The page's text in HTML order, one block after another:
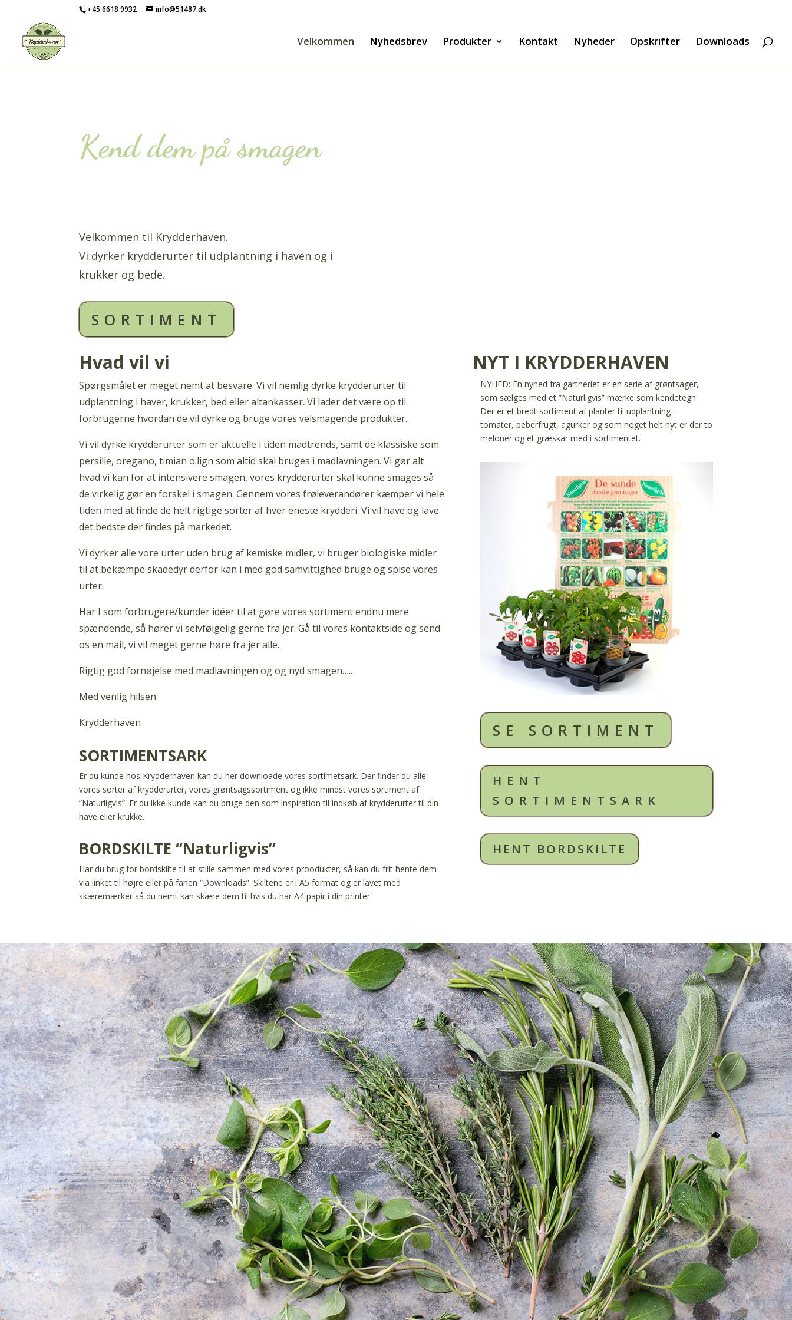
+45 6618 9932 info@51487.dk
Velkommen Nyhedsbrev Produkter Kontakt Nyheder Opskrifter Downloads
Kend dem på smagen
Velkommen til Krydderhaven.
Vi dyrker krydderurter til udplantning i haven og i
krukker og bede.
SORTIMENT
Hvad vil vi NYT I KRYDDERHAVEN
Spørgsmålet er meget nemt at besvare. Vi vil nemlig dyrke krydderurter til
udplantning i haver, krukker, bed eller altankasser. Vi lader det være op til
forbrugerne hvordan de vil dyrke og bruge vores velsmagende produkter.
Vi vil dyrke krydderurter som er aktuelle i tiden madtrends, samt de klassiske som
persille, oregano, timian o.lign som altid skal bruges i madlavningen. Vi gør alt
hvad vi kan for at intensivere smagen, vores krydderurter skal kunne smages så
de virkelig gør en forskel i smagen. Gennem vores frøleverandører kæmper vi hele
tiden med at finde de helt rigtige sorter af hver eneste krydderi. Vi vil have og lave
det bedste der findes på markedet.
Vi dyrker alle vore urter uden brug af kemiske midler, vi bruger biologiske midler
til at bekæmpe skadedyr derfor kan i med god samvittighed bruge og spise vores
urter.
Har I som forbrugere/kunder idéer til at gøre vores sortiment endnu mere
spændende, så hører vi selvfølgelig gerne fra jer. Gå til vores kontaktside og send
os en mail, vi vil meget gerne høre fra jer alle.
Rigtig god fornøjelse med madlavningen og og nyd smagen…..
Med venlig hilsen
Krydderhaven
SORTIMENTSARK
Er du kunde hos Krydderhaven kan du her downloade vores sortimetsark. Der finder du alle
vores sorter af krydderurter, vores grøntsagssortiment og ikke mindst vores sortiment af
“Naturligvis”. Er du ikke kunde kan du bruge den som inspiration til indkøb af krydderurter til din
have eller krukke.
BORDSKILTE “Naturligvis”
Har du brug for bordskilte til at stille sammen med vores proodukter, så kan du frit hente dem
via linket til højre eller på fanen “Downloads”. Skiltene er i A5 format og er lavet med
skæremærker så du nemt kan skære dem til hvis du har A4 papir i din printer.
NYHED: En nyhed fra gartneriet er en serie af grøntsager,
som sælges med et ”Naturligvis” mærke som kendetegn.
Der er et bredt sortiment af planter til udplantning –
tomater, peberfrugt, agurker og som noget helt nyt er der to
meloner og et græskar med i sortimentet.
SE SORTIMENT
HENT
SORTIMENTSARK
HENT BORDSKILTE
KONTAKT INFO
Vi bor på Fyn
Addresse:Slettensvej 261 · Søhus
DK-5270 Odense N
Telefon:+45 66 18 99 32
Email:info@51487.dk